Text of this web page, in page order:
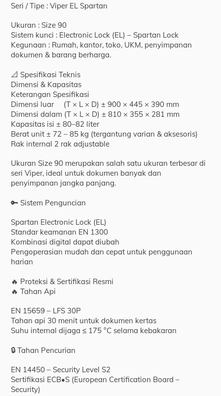
Seri / Tipe : Viper EL Spartan
Ukuran : Size 90
Sistem kunci : Electronic Lock (EL) – Spartan Lock
Kegunaan : Rumah, kantor, toko, UKM, penyimpanan
dokumen & barang berharga.
📐 Spesifikasi Teknis
Dimensi & Kapasitas
Keterangan Spesifikasi
Dimensi luar (T × L × D) ± 900 × 445 × 390 mm
Dimensi dalam (T × L × D) ± 810 × 355 × 281 mm
Kapasitas isi ± 80–82 liter
Berat unit ± 72 – 85 kg (tergantung varian & aksesoris)
Rak internal 2 rak adjustable
Ukuran Size 90 merupakan salah satu ukuran terbesar di
seri Viper, ideal untuk dokumen banyak dan
penyimpanan jangka panjang.
🔑 Sistem Penguncian
Spartan Electronic Lock (EL)
Standar keamanan EN 1300
Kombinasi digital dapat diubah
Pengoperasian mudah dan cepat untuk penggunaan
harian
🔥 Proteksi & Sertifikasi Resmi
🔥 Tahan Api
EN 15659 – LFS 30P
Tahan api 30 menit untuk dokumen kertas
Suhu internal dijaga ≤ 175 °C selama kebakaran
🔒 Tahan Pencurian
EN 14450 – Security Level S2
Sertifikasi ECB•S (European Certification Board –
Security)